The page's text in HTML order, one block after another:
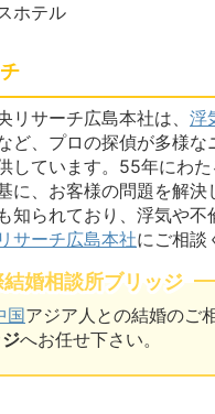
ホテル
リサーチ広島本社は、 浮
ど、プロの探偵が多様な
しています。55年にわ
に、お客様の問題を解決
知られており、浮気や不
サーチ広島本社にご相談
婚相談所ブリッジ
国アジア人との結婚のご
へお任せ下さい。